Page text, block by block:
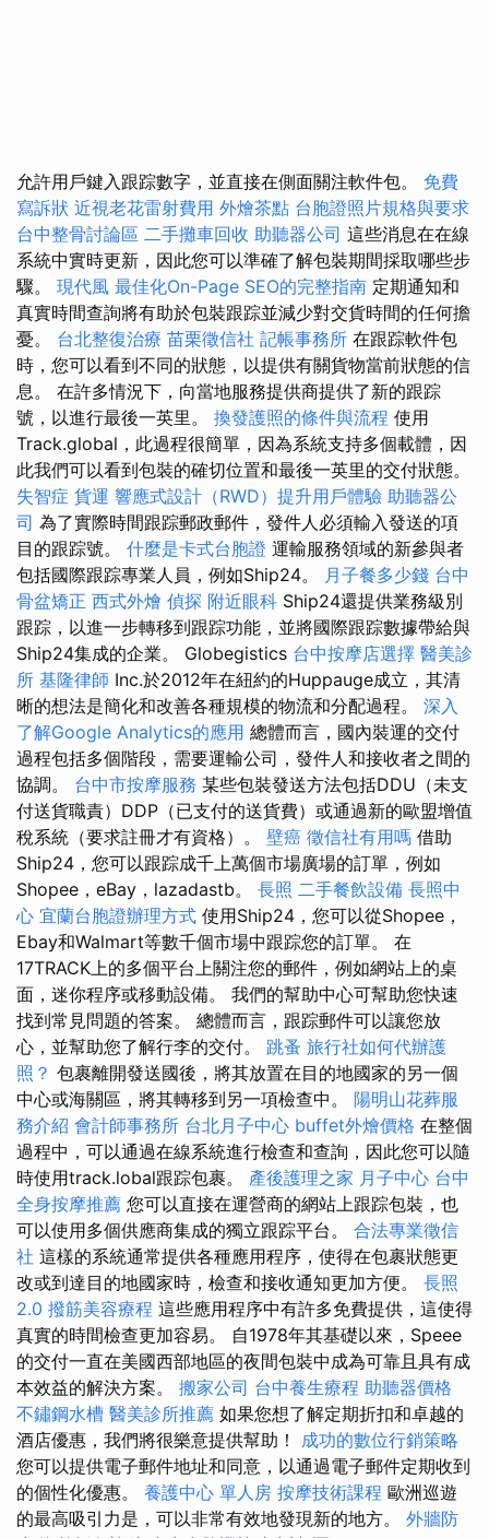
允許用戶鍵入跟踪數字，並直接在側面關注軟件包。 免費
寫訴狀 近視老花雷射費用 外燴茶點 台胞證照片規格與要求
台中整骨討論區 二手攤車回收 助聽器公司 這些消息在在線
系統中實時更新，因此您可以準確了解包裝期間採取哪些步
驟。 現代風 最佳化On-Page SEO的完整指南 定期通知和
真實時間查詢將有助於包裝跟踪並減少對交貨時間的任何擔
憂。 台北整復治療 苗栗徵信社 記帳事務所 在跟踪軟件包
時，您可以看到不同的狀態，以提供有關貨物當前狀態的信
息。 在許多情況下，向當地服務提供商提供了新的跟踪
號，以進行最後一英里。 換發護照的條件與流程 使用
Track.global，此過程很簡單，因為系統支持多個載體，因
此我們可以看到包裝的確切位置和最後一英里的交付狀態。
失智症 貨運 響應式設計（RWD）提升用戶體驗 助聽器公
司 為了實際時間跟踪郵政郵件，發件人必須輸入發送的項
目的跟踪號。 什麼是卡式台胞證 運輸服務領域的新參與者
包括國際跟踪專業人員，例如Ship24。
月子餐多少錢 台中
骨盆矯正 西式外燴 偵探 附近眼科 Ship24還提供業務級別
跟踪，以進一步轉移到跟踪功能，並將國際跟踪數據帶給與
Ship24集成的企業。 Globegistics 台中按摩店選擇 醫美診
所 基隆律師 Inc.於2012年在紐約的Huppauge成立，其清
晰的想法是簡化和改善各種規模的物流和分配過程。 深入
了解Google Analytics的應用 總體而言，國內裝運的交付
過程包括多個階段，需要運輸公司，發件人和接收者之間的
協調。 台中市按摩服務 某些包裝發送方法包括DDU（未支
付送貨職責）DDP（已支付的送貨費）或通過新的歐盟增值
稅系統（要求註冊才有資格）。 壁癌 徵信社有用嗎 借助
Ship24，您可以跟踪成千上萬個市場廣場的訂單，例如
Shopee，eBay，lazadastb。 長照 二手餐飲設備 長照中
心 宜蘭台胞證辦理方式 使用Ship24，您可以從Shopee，
Ebay和Walmart等數千個市場中跟踪您的訂單。 在
17TRACK上的多個平台上關注您的郵件，例如網站上的桌
面，迷你程序或移動設備。 我們的幫助中心可幫助您快速
找到常見問題的答案。 總體而言，跟踪郵件可以讓您放
心，並幫助您了解行李的交付。 跳蚤 旅行社如何代辦護
照？ 包裹離開發送國後，將其放置在目的地國家的另一個
中心或海關區，將其轉移到另一項檢查中。 陽明山花葬服
務介紹 會計師事務所 台北月子中心 buffet外燴價格 在整個
過程中，可以通過在線系統進行檢查和查詢，因此您可以隨
時使用track.lobal跟踪包裹。 產後護理之家 月子中心 台中
全身按摩推薦 您可以直接在運營商的網站上跟踪包裝，也
可以使用多個供應商集成的獨立跟踪平台。 合法專業徵信
社 這樣的系統通常提供各種應用程序，使得在包裹狀態更
改或到達目的地國家時，檢查和接收通知更加方便。 長照
2.0 撥筋美容療程 這些應用程序中有許多免費提供，這使得
真實的時間檢查更加容易。 自1978年其基礎以來，Speee
的交付一直在美國西部地區的夜間包裝中成為可靠且具有成
本效益的解決方案。 搬家公司 台中養生療程 助聽器價格
不鏽鋼水槽 醫美診所推薦 如果您想了解定期折扣和卓越的
酒店優惠，我們將很樂意提供幫助！ 成功的數位行銷策略
您可以提供電子郵件地址和同意，以通過電子郵件定期收到
的個性化優惠。 養護中心 單人房 按摩技術課程 歐洲巡遊
的最高吸引力是，可以非常有效地發現新的地方。 外牆防